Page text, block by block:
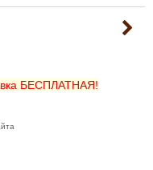
БЕСПЛАТНАЯ!